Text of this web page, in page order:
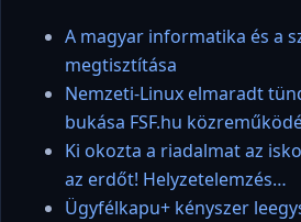
A magyar informatika és a
megtisztítása
Nemzeti-Linux elmaradt
bukása FSF.hu
Ki okozta a riadalmat az
az erdőt! Helyzetelemzés…
Ügyfélkapu+ kényszer